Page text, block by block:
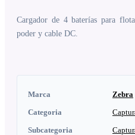
Cargador de 4 baterías para
poder y cable DC.
Marca
Zebra
Categoria
Subcategoria